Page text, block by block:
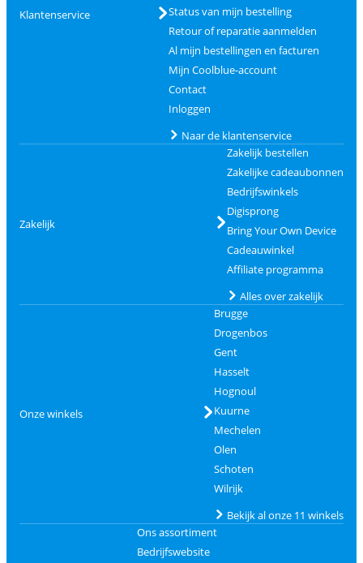
Klantenservice
Status van mijn bestelling
Retour of reparatie aanmelden
Al mijn bestellingen en facturen
Mijn Coolblue-account
Contact
Inloggen
Naar de klantenservice
Zakelijk
Zakelijk bestellen
Zakelijke cadeaubonnen
Bedrijfswinkels
Digisprong
Bring Your Own Device
Cadeauwinkel
Affiliate programma
Alles over zakelijk
Onze winkels
Brugge
Drogenbos
Gent
Hasselt
Hognoul
Kuurne
Mechelen
Olen
Schoten
Wilrijk
Bekijk al onze 11 winkels
Ons assortiment
Bedrijfswebsite